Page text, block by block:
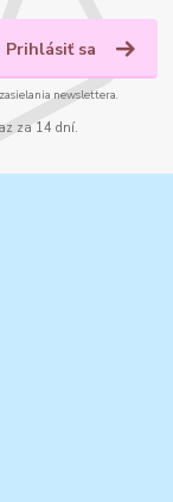
Prihlásiť sa
newslettera.
za 14 dní.